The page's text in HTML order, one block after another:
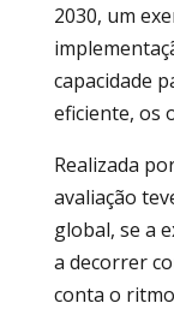
2030, um
capacidade
eficiente, os
Realizada
avaliação
global, se a
a decorrer
conta o